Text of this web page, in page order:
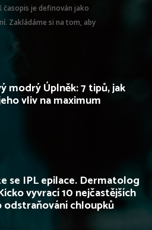
je definován jako
Zakládáme si na tom, aby
modrý Úplněk: 7 tipů, jak
vliv na maximum
se IPL epilace. Dermatolog
vyvrací 10 nejčastějších
odstraňování chloupků